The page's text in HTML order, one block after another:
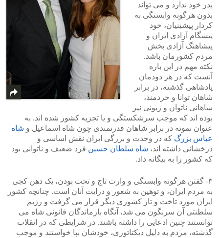
پدر خود ندارد و می تواند
بدون هرگونه وابستگی به
کردار پیشینیان، خود
پیشگام آزادی ایران و
پیشاهنگ آزادی بخش
مردم کشورمان باشد.
نکته مهم در این باره
آنست که در هر دودمان
پادشاهی گذشته، در برابر
شاهان توانا و خردمند،
شاهانی ناتوان و زبونی نیز
بوده اند که موجب سرشکستگی و یا تجزیه کشور شده اند. به
عنوان نمونه در برابر شاهان قدرتمندی چون شاه اسماعیل و شاه
عباس بزرگ که در وحدت و بزرگی ایران نقش اساسی و
درخشانی داشته اند، شاه سلطان حسین فرد ضعیف و ناتوانی بود
که کشور را به بیگانه داد.
۳- گفتن هرگونه وابستگی و وارث تاج و تخت بودن، یک دهن کجی
به مردم ایران، و توهین به شعور و درایت آنان است. چنانچه کشور
ایران مورد تاخت و تاز کشوری دیگر قرار می گرفت و رژیم
سلطنتی آن سرنگون می شد، آنگاه بازماندگان قانونی شاه می
توانستند چنین ادعایی را داشته باشند. در شرایطی که در انقلاب
گذشته، مردم به دلیل دیکتاتوری، خودشان بپا خواستند و موجب